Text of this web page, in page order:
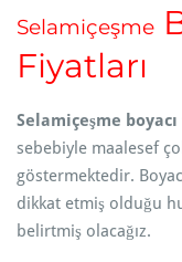
Selamiçeşme
Fiyatları
Selamiçeşme
sebebiyle maalesef
göstermektedir.
dikkat etmiş olduğu
belirtmiş olacağız.